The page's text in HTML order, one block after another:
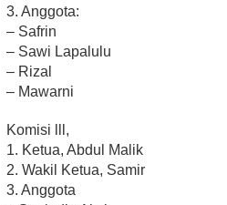
3. Anggota:
– Safrin
– Sawi Lapalulu
– Rizal
– Mawarni
Komisi lll,
1. Ketua, Abdul Malik
2. Wakil Ketua, Samir
3. Anggota